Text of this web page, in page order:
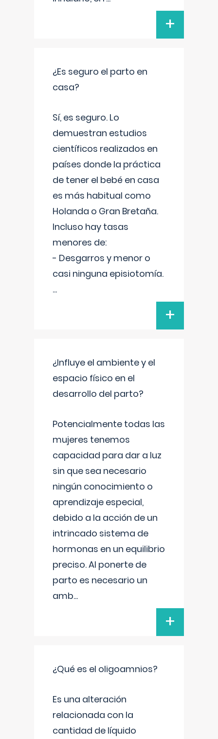
+
¿Es seguro el parto en
casa?
Sí, es seguro. Lo
demuestran estudios
científicos realizados en
países donde la práctica
de tener el bebé en casa
es más habitual como
Holanda o Gran Bretaña.
Incluso hay tasas
menores de:
- Desgarros y menor o
casi ninguna episiotomía.
...
+
¿Influye el ambiente y el
espacio físico en el
desarrollo del parto?
Potencialmente todas las
mujeres tenemos
capacidad para dar a luz
sin que sea necesario
ningún conocimiento o
aprendizaje especial,
debido a la acción de un
intrincado sistema de
hormonas en un equilibrio
preciso. Al ponerte de
parto es necesario un
amb...
+
¿Qué es el oligoamnios?
Es una alteración
relacionada con la
cantidad de líquido